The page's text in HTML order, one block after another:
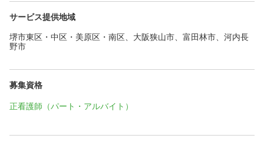
サービス提供地域
堺市東区・中区・美原区・南区、大阪狭山市、富田林市、河内長
野市
募集資格
正看護師（パート・アルバイト）